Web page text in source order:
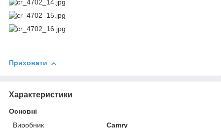
Приховати
Характеристики
Основні
Виробник
Camry